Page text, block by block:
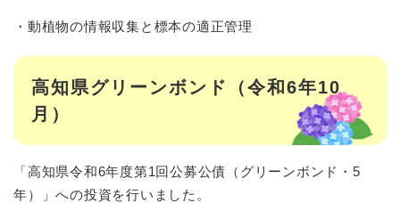
・動植物の情報収集と標本の適正管理
高知県グリーンボンド（令和6年10
月）
「高知県令和6年度第1回公募公債（グリーンボンド・5
年）」への投資を行いました。